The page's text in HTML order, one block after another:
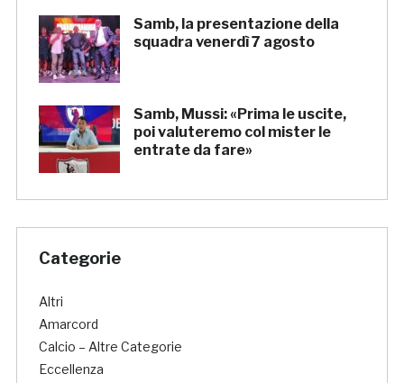
Samb, la presentazione della
squadra venerdì 7 agosto
Samb, Mussi: «Prima le uscite,
poi valuteremo col mister le
entrate da fare»
Categorie
Altri
Amarcord
Calcio – Altre Categorie
Eccellenza